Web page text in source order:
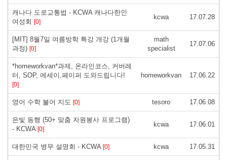
캐나다 도로교통법 - KCWA 캐나다한인
여성회 [0]
kcwa 17.07.28
[MIT] 8월7일 여름방학 특강 개강 (1개월
과정) [0]
math
specialist
17.07.06
*homeworkvan*과제, 온라인코스, 커버레
터, SOP, 에세이,페이퍼 도와드립니다!
[0]
homeworkvan 17.06.22
영어 수학 불어 지도 [0] tesoro 17.06.08
은빛 동행 (50+ 맞춤 자원봉사 프로그램)
- KCWA [0]
kcwa 17.06.01
대한민국 병무 설명회 - KCWA [0] kcwa 17.05.31